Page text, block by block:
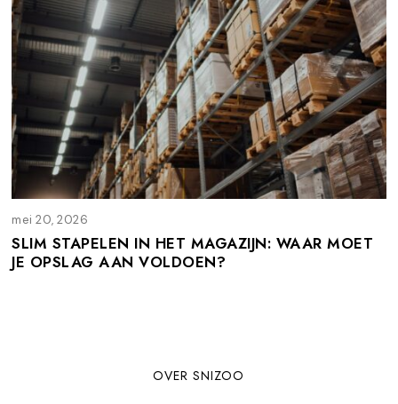
mei 20, 2026
e
2
SLIM STAPELEN IN HET MAGAZIJN: WAAR MOET
JE OPSLAG AAN VOLDOEN?
OVER SNIZOO